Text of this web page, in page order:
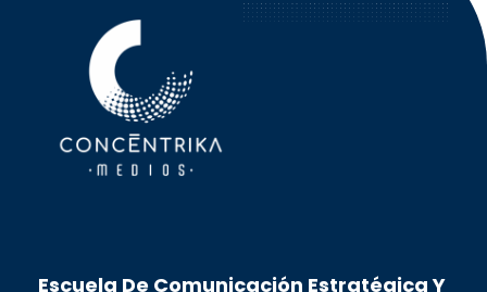
Escuela De Comunicación Estratégica Y